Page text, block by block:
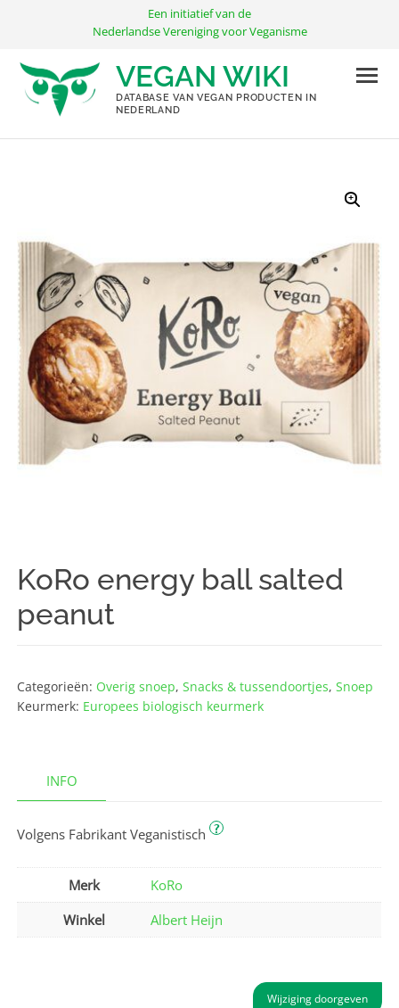
inhoud
Een initiatief van de
Nederlandse Vereniging voor Veganisme
VEGAN WIKI
DATABASE VAN VEGAN PRODUCTEN IN
NEDERLAND
KoRo energy ball salted
peanut
Categorieën: Overig snoep,Snacks & tussendoortjes,Snoep
Keurmerk: Europees biologisch keurmerk
INFO
Volgens Fabrikant Veganistisch ?
Merk
KoRo
Winkel
Albert Heijn
Wijziging doorgeven